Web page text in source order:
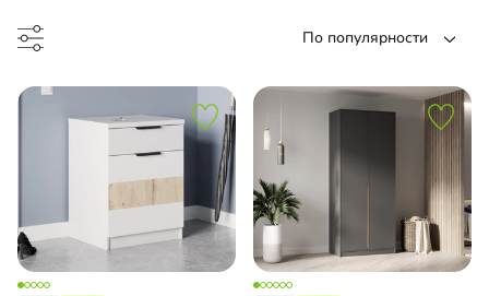
По популярности
угловая
купе